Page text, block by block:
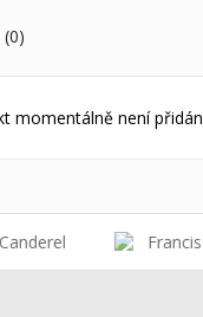
momentálně není